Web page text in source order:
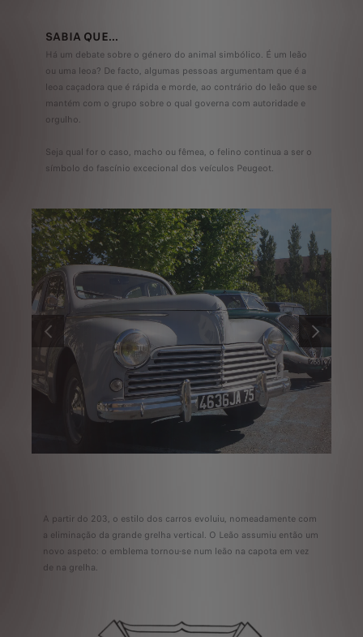
SABIA QUE...
Há um debate sobre o género do animal simbólico. É um leão
ou uma leoa? De facto, algumas pessoas argumentam que é a
leoa caçadora que é rápida e morde, ao contrário do leão que se
mantém com o grupo sobre o qual governa com autoridade e
orgulho.
Seja qual for o caso, macho ou fêmea, o felino continua a ser o
símbolo do fascínio excecional dos veículos Peugeot.
ANTERIOR SEGUINTE
A partir do 203, o estilo dos carros evoluiu, nomeadamente com
a eliminação da grande grelha vertical. O Leão assumiu então um
novo aspeto: o emblema tornou-se num leão na capota em vez
de na grelha.